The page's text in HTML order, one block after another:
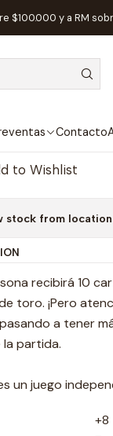
Contacto
$100.000 y a RM
- Juego de mesa -
11 -
to Wishlist
stock from
recibirá 10
toro. ¡Pero
pasando a tener
la partida.
es un juego
+8